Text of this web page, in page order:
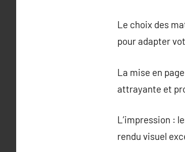
Le choix des
pour adapter
La mise en
attrayante et
L’impression :
rendu visuel